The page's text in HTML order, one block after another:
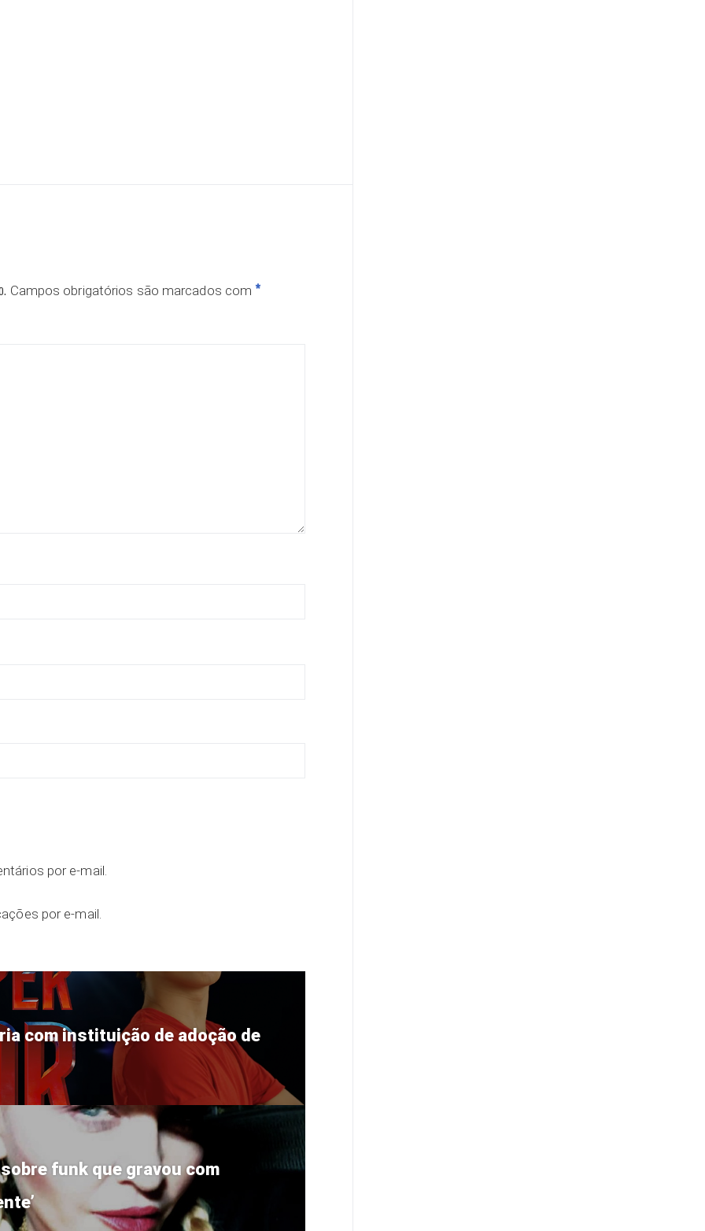
Campos obrigatórios são marcados com *
por e-mail.
por e-mail.
com instituição de adoção de
funk que gravou com